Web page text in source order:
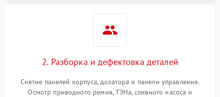
2. Разборка и дефектовка деталей
Снятие панелей корпуса, дозатора и панели управления.
Осмотр приводного ремня, ТЭНа, сливного насоса и